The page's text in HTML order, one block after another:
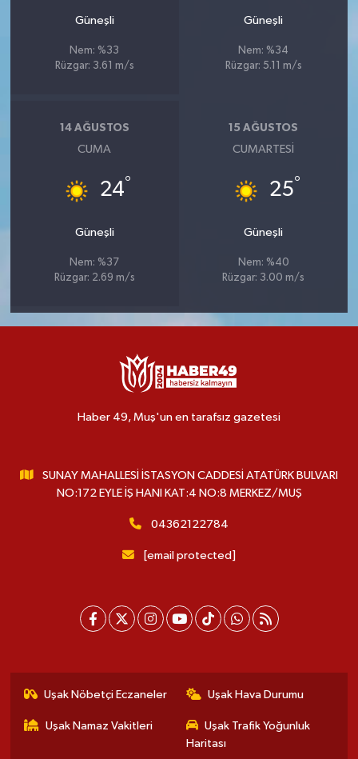
Güneşli
Nem: %33
Rüzgar: 3.61 m/s
Güneşli
Nem: %34
Rüzgar: 5.11 m/s
14 AĞUSTOS
CUMA
24°
Güneşli
Nem: %37
Rüzgar: 2.69 m/s
15 AĞUSTOS
CUMARTESI
25°
Güneşli
Nem: %40
Rüzgar: 3.00 m/s
Haber 49, Muş'un en tarafsız gazetesi
SUNAY MAHALLESİ İSTASYON CADDESİ ATATÜRK BULVARI
NO:172 EYLE İŞ HANI KAT:4 NO:8 MERKEZ/MUŞ
04362122784
[email protected]
Uşak Nöbetçi Eczaneler Uşak Hava Durumu
Uşak Namaz Vakitleri
Uşak Trafik Yoğunluk
Haritası